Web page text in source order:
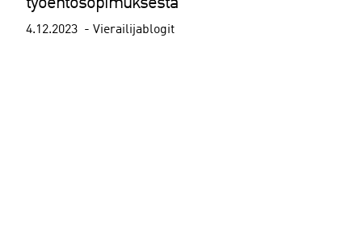
4.12.2023 Vierailijablogit